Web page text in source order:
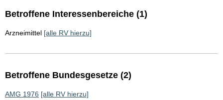
Betroffene Interessenbereiche (1)
Arzneimittel [alle RV hierzu]
Betroffene Bundesgesetze (2)
AMG 1976 [alle RV hierzu]